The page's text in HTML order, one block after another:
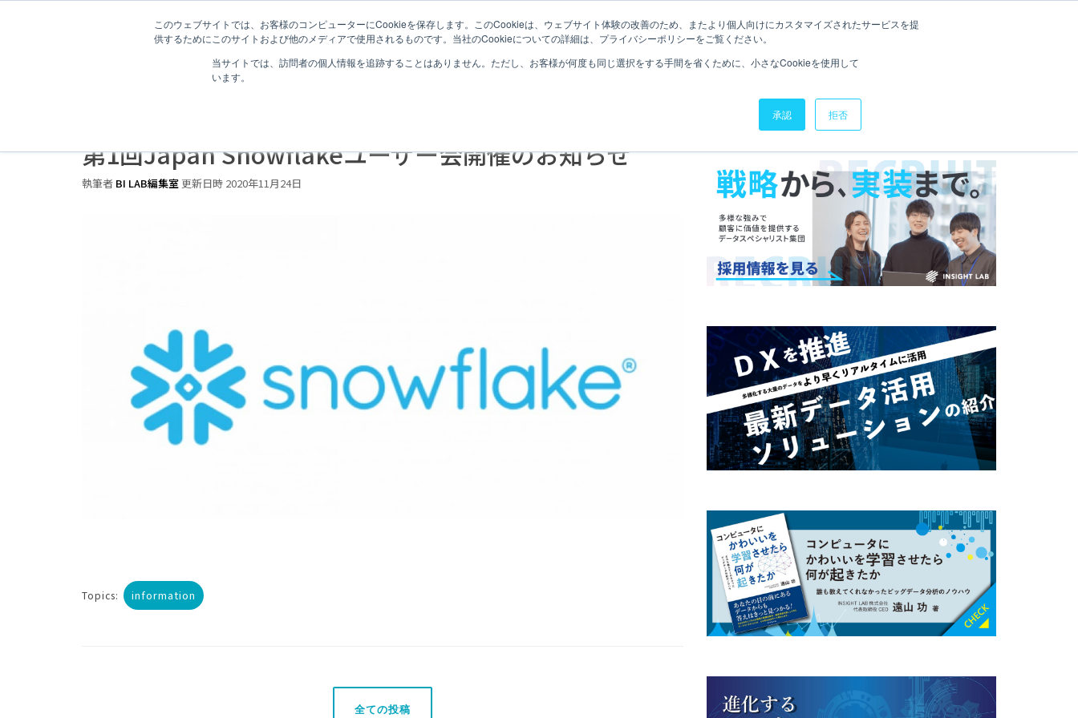
このウェブサイトでは、お客様のコンピューターにCookieを保存します。このCookieは、ウェブサイト体験の改善のため、またより個人向けにカスタマイズされたサービスを提
供するためにこのサイトおよび他のメディアで使用されるものです。当社のCookieについての詳細は、プライバシーポリシーをご覧ください。
当サイトでは、訪問者の個人情報を追跡することはありません。ただし、お客様が何度も同じ選択をする手間を省くために、小さなCookieを使用して
います。
承認 拒否
SNOWFLAKEとは SNOWFLAKEナレッジ お役立ち資料
第1回Japan Snowflakeユーザー会開催のお知らせ
執筆者 BI LAB編集室更新日時 2020年11月24日
Topics: information
全ての投稿